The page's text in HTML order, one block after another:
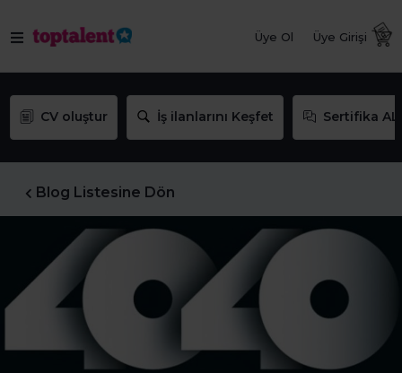
Üye Ol Üye Girişi
CV oluştur İş ilanlarını Keşfet Sertifika AL
Blog Listesine Dön